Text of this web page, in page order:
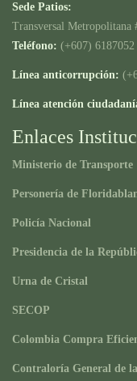
Sede Patios:
Transversal
Teléfono: (+607) 6187052
Línea anticorrupción:
Línea atención
Enlaces
Ministerio de Transporte
Personería de
Policía Nacional
Presidencia de la
Urna de Cristal
SECOP
Colombia Compra
Contraloría General de